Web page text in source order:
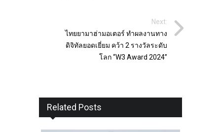
Next:
ไทยยามาฮ่ามอเตอร์ ทำผลงานทาง
ดิจิทัลยอดเยี่ยม คว้า 2 รางวัลระดับ
โลก “W3 Award 2024”
Related Posts